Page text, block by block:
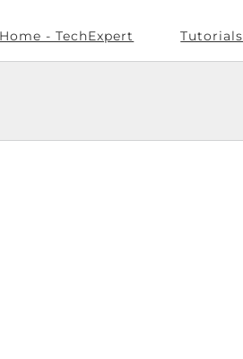
Home - TechExpert Tutorials